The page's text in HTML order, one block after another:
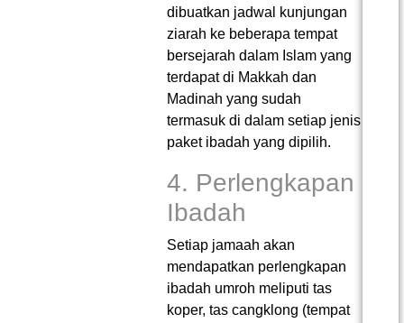
dibuatkan jadwal kunjungan
ziarah ke beberapa tempat
bersejarah dalam Islam yang
terdapat di Makkah dan
Madinah yang sudah
termasuk di dalam setiap jenis
paket ibadah yang dipilih.
4. Perlengkapan
Ibadah
Setiap jamaah akan
mendapatkan perlengkapan
ibadah umroh meliputi tas
koper, tas cangklong (tempat